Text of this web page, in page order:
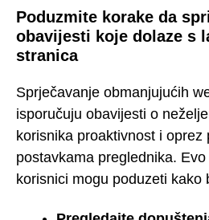
Poduzmite korake da
obavijesti koje dolaze s
stranica
Sprječavanje obmanjujućih
isporučuju obavijesti o
korisnika proaktivnost i oprez
postavkama preglednika.
korisnici mogu poduzeti kako